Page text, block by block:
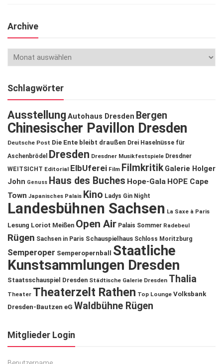
Archive
Schlagwörter
Ausstellung Autohaus Dresden Bergen
Chinesischer Pavillon Dresden
Deutsche Post Die Ente bleibt draußen Drei Haselnüsse für
Aschenbrödel
Dresden Dresdner Musikfestspiele Dresdner
WEITSICHT Editorial ElbUferei Film Filmkritik Galerie Holger
John Genuss Haus des Buches Hope-Gala HOPE Cape
Town Japanisches Palais Kino Ladys Gin Night
Landesbühnen Sachsen La Saxe à Paris
Lesung Loriot Meißen Open Air Palais Sommer Radebeul
Rügen Sachsen in Paris Schauspielhaus Schloss Moritzburg
Semperoper Semperopernball
Staatliche
Kunstsammlungen Dresden
Staatsschauspiel Dresden Städtische Galerie Dresden Thalia
Theater Theaterzelt Rathen Top Lounge Volksbank
Dresden-Bautzen eG Waldbühne Rügen
Mitglieder Login